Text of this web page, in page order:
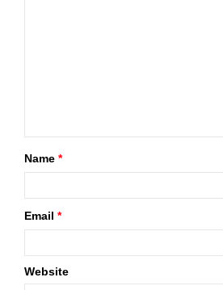
Name *
Email *
Website